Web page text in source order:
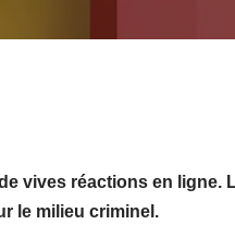
vives réactions en ligne.
le milieu criminel.